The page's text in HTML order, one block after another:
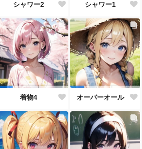
シャワー2 シャワー1
着物4 オーバーオール